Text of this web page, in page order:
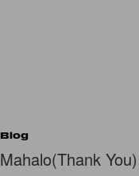
Blog
Mahalo(Thank